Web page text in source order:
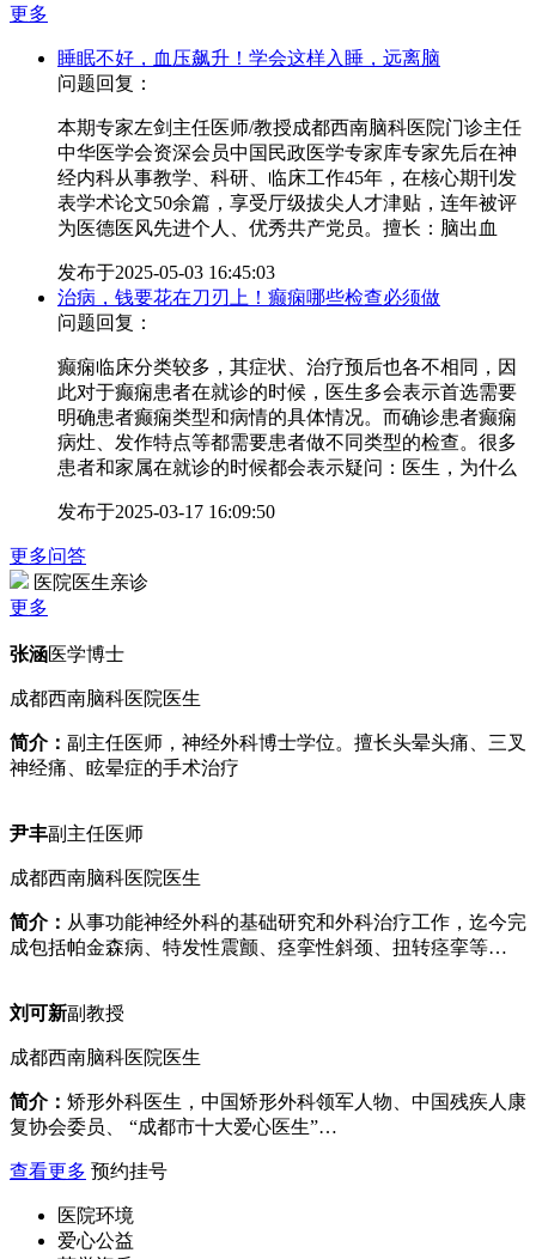
更多
睡眠不好，血压飙升！学会这样入睡，远离脑
问题回复：
本期专家左剑主任医师/教授成都西南脑科医院门诊主任
中华医学会资深会员中国民政医学专家库专家先后在神
经内科从事教学、科研、临床工作45年，在核心期刊发
表学术论文50余篇，享受厅级拔尖人才津贴，连年被评
为医德医风先进个人、优秀共产党员。擅长：脑出血
发布于2025-05-03 16:45:03
治病，钱要花在刀刃上！癫痫哪些检查必须做
问题回复：
癫痫临床分类较多，其症状、治疗预后也各不相同，因
此对于癫痫患者在就诊的时候，医生多会表示首选需要
明确患者癫痫类型和病情的具体情况。而确诊患者癫痫
病灶、发作特点等都需要患者做不同类型的检查。很多
患者和家属在就诊的时候都会表示疑问：医生，为什么
发布于2025-03-17 16:09:50
更多问答
医院医生亲诊
更多
张涵医学博士
成都西南脑科医院医生
简介： 副主任医师，神经外科博士学位。擅长头晕头痛、三叉
神经痛、眩晕症的手术治疗
尹丰副主任医师
成都西南脑科医院医生
简介： 从事功能神经外科的基础研究和外科治疗工作，迄今完
成包括帕金森病、特发性震颤、痉挛性斜颈、扭转痉挛等…
刘可新副教授
成都西南脑科医院医生
简介： 矫形外科医生，中国矫形外科领军人物、中国残疾人康
复协会委员、 “成都市十大爱心医生”…
查看更多 预约挂号
医院环境
爱心公益